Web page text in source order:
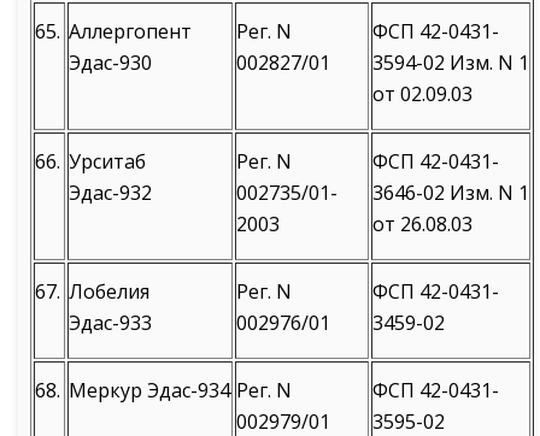
65. Аллергопент
Эдас-930
Рег. N
002827/01
ФСП 42-0431-
3594-02 Изм. N 1
от 02.09.03
66. Урситаб
Эдас-932
Рег. N
002735/01-
2003
ФСП 42-0431-
3646-02 Изм. N 1
от 26.08.03
67. Лобелия
Эдас-933
Рег. N
002976/01
ФСП 42-0431-
3459-02
68. Меркур Эдас-934 Рег. N
002979/01
ФСП 42-0431-
3595-02